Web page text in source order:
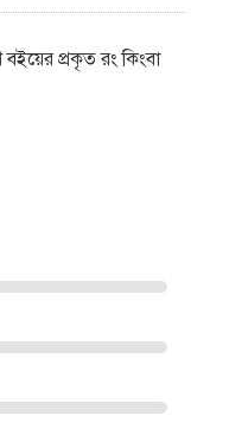
প্রকৃত রং কিংবা